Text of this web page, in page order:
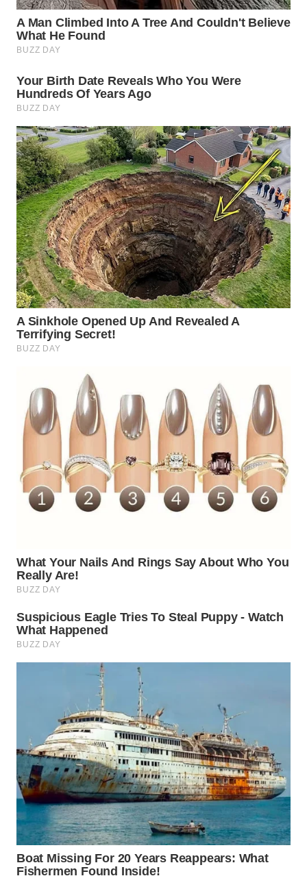
SELATAN
WN
WN
KARO
WN
SIMALUNGUN
WN
LABUHANBATU
WN
TAPANULI
TENGAH
WN DELI
SERDANG
TEBING
TINGGI
WN
KARAWANG
BEKASI
WN
WN
TAPANULI
UTARA
WN
SAMOSIR
WN
PADANG
LAWAS